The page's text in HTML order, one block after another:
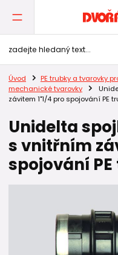
Úvod PE trubky a tvarovky
mechanické tvarovky
závitem 1"1/4 pro spojování PE
Unidelta
s vnitřním
spojování PE